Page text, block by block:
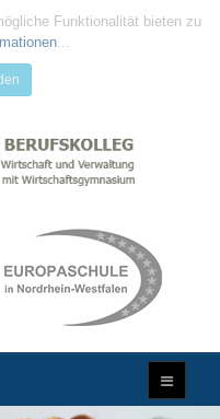
Funktionalität bieten zu
...